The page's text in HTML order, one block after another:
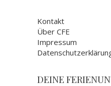
Kontakt
Über CFE
Impressum
DEINE